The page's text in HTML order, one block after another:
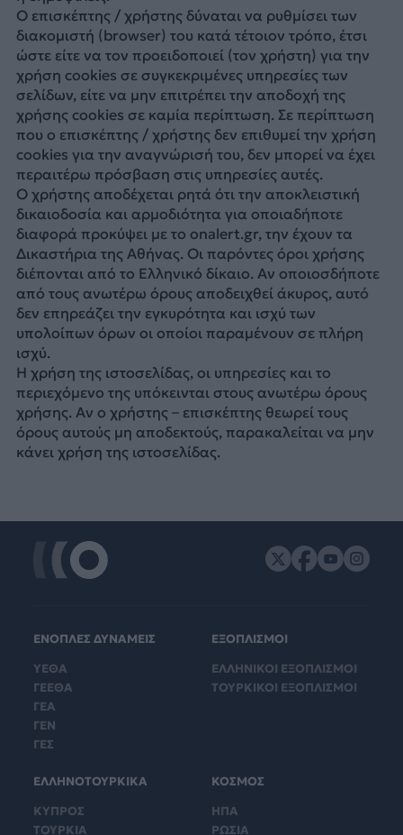
Ο επισκέπτης / χρήστης δύναται να ρυθμίσει των
διακομιστή (browser) του κατά τέτοιον τρόπο, έτσι
ώστε είτε να τον προειδοποιεί (τον χρήστη) για την
χρήση cookies σε συγκεκριμένες υπηρεσίες των
σελίδων, είτε να μην επιτρέπει την αποδοχή της
χρήσης cookies σε καμία περίπτωση. Σε περίπτωση
που ο επισκέπτης / χρήστης δεν επιθυμεί την χρήση
cookies για την αναγνώρισή του, δεν μπορεί να έχει
περαιτέρω πρόσβαση στις υπηρεσίες αυτές.
Ο χρήστης αποδέχεται ρητά ότι την αποκλειστική
δικαιοδοσία και αρμοδιότητα για οποιαδήποτε
διαφορά προκύψει με το onalert.gr, την έχουν τα
Δικαστήρια της Αθήνας. Οι παρόντες όροι χρήσης
διέπονται από το Ελληνικό δίκαιο. Αν οποιοσδήποτε
από τους ανωτέρω όρους αποδειχθεί άκυρος, αυτό
δεν επηρεάζει την εγκυρότητα και ισχύ των
υπολοίπων όρων οι οποίοι παραμένουν σε πλήρη
ισχύ.
Η χρήση της ιστοσελίδας, οι υπηρεσίες και το
περιεχόμενο της υπόκεινται στους ανωτέρω όρους
χρήσης. Αν ο χρήστης – επισκέπτης θεωρεί τους
όρους αυτούς μη αποδεκτούς, παρακαλείται να μην
κάνει χρήση της ιστοσελίδας.
ΕΝΟΠΛΕΣ ΔΥΝΑΜΕΙΣ
ΥΕΘΑ
ΓΕΕΘΑ
ΓΕΑ
ΓΕΝ
ΓΕΣ
ΕΞΟΠΛΙΣΜΟΙ
ΕΛΛΗΝΙΚΟΙ ΕΞΟΠΛΙΣΜΟΙ
ΤΟΥΡΚΙΚΟΙ ΕΞΟΠΛΙΣΜΟΙ
ΕΛΛΗΝΟΤΟΥΡΚΙΚΑ
ΚΥΠΡΟΣ
ΤΟΥΡΚΙΑ
ΚΟΣΜΟΣ
ΗΠΑ
ΡΩΣΙΑ